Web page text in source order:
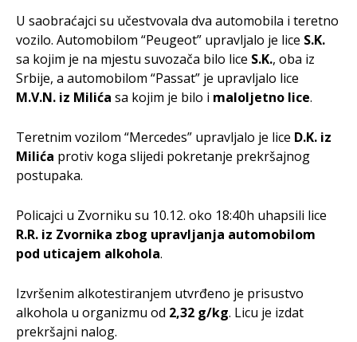
U saobraćajci su učestvovala dva automobila i teretno
vozilo. Automobilom “Peugeot” upravljalo je lice S.K.
sa kojim je na mjestu suvozača bilo lice S.K., oba iz
Srbije, a automobilom “Passat” je upravljalo lice
M.V.N. iz Milića sa kojim je bilo i maloljetno lice.
Teretnim vozilom “Mercedes” upravljalo je lice D.K. iz
Milića protiv koga slijedi pokretanje prekršajnog
postupaka.
Policajci u Zvorniku su 10.12. oko 18:40h uhapsili lice
R.R. iz Zvornika zbog upravljanja automobilom
pod uticajem alkohola.
Izvršenim alkotestiranjem utvrđeno je prisustvo
alkohola u organizmu od 2,32 g/kg. Licu je izdat
prekršajni nalog.